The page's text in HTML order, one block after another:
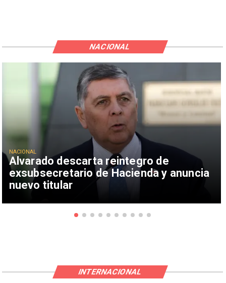
Alvarado descarta reintegro de
exsubsecretario de Hacienda y anuncia
nuevo titular
NACIONAL
NACIONAL
INTERNACIONAL